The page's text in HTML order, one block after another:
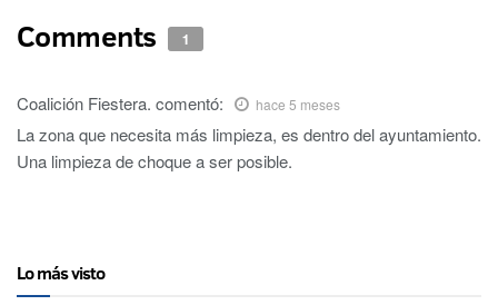
Comments 1
Coalición Fiestera. comentó: hace 5 meses
La zona que necesita más limpieza, es dentro del ayuntamiento.
Una limpieza de choque a ser posible.
Lo más visto